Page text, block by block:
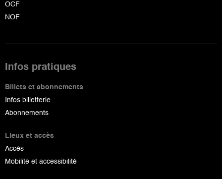
OCF
NOF
Infos pratiques
Billets et abonnements
Infos billetterie
Abonnements
Lieux et accès
Accès
Mobilité et accessibilité